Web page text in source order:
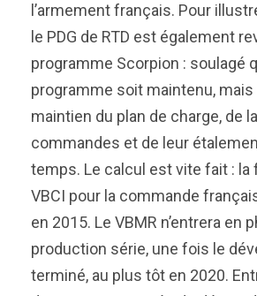
l’armement français. Pour
le PDG de RTD est également
programme Scorpion : soulagé
programme soit maintenu, mais
maintien du plan de charge, de
commandes et de leur
temps. Le calcul est vite fait : la
VBCI pour la commande
en 2015. Le VBMR n’entrera en
production série, une fois le
terminé, au plus tôt en 2020.